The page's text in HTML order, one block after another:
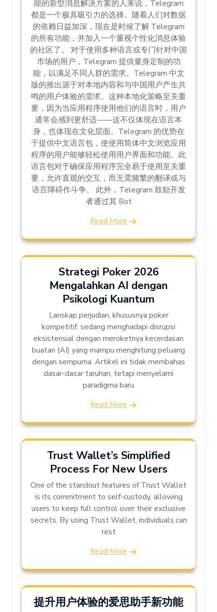
能的新型消息解决方案的人来说，Telegram
都是一个极具吸引力的选择。随着人们对数据
的依赖日益加深，现在是时候了解 Telegram
的所有功能，并加入一个重视个性化消息体验
的社区了。 对于使用多种语言或专门针对中国
市场的用户，Telegram 提供量身定制的功
能，以满足不同人群的需求。Telegram 中文
版的推出源于对本地内容和与中国用户产生共
鸣的用户体验的需求。这种本地化策略至关重
要，因为当应用程序使用他们的语言时，用户
通常会感到更舒适——这不仅体现在语言本
身，也体现在文化层面。Telegram 的优势在
于提供中文语言包，使使用简体中文浏览应用
程序的用户能够轻松使用用户界面和功能。此
语言包对于确保应用程序完全易于使用至关重
要，允许直观的交互，而无需频繁的翻译或与
语言障碍作斗争。 此外，Telegram 鼓励开发
者通过其 Bot
Read More
Strategi Poker 2026
Mengalahkan AI dengan
Psikologi Kuantum
Lanskap perjudian, khususnya poker
kompetitif, sedang menghadapi disrupsi
eksistensial dengan meroketnya kecerdasan
buatan (AI) yang mampu menghitung peluang
dengan sempurna. Artikel ini tidak membahas
dasar-dasar taruhan, tetapi menyelami
paradigma baru
Read More
Trust Wallet’s Simplified
Process For New Users
One of the standout features of Trust Wallet
is its commitment to self-custody, allowing
users to keep full control over their exclusive
secrets. By using Trust Wallet, individuals can
rest
Read More
提升用户体验的爱思助手新功能